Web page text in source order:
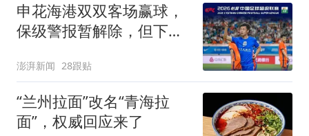
申花海港双双客场赢球，
保级警报暂解除，但下一
澎湃新闻 28跟贴
“兰州拉面”改名“青海拉
面”，权威回应来了